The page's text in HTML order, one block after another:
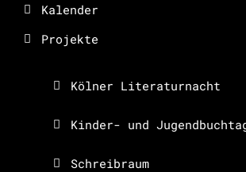
Kalender
Projekte
Kölner Literaturnacht
Kinder- und
Schreibraum